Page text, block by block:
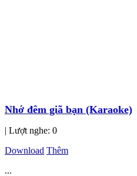
Nhớ đêm giã bạn (Karaoke)
| Lượt nghe: 0
Download Thêm
...